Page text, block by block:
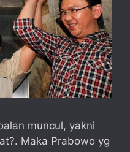
muncul, yakni
Maka Prabowo yg